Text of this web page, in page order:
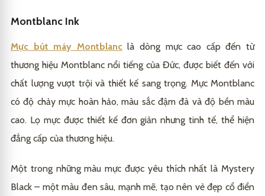
Montblanc Ink
Mực bút máy Montblanclà dòng mực cao cấp đến từ
thương hiệu Montblanc nổi tiếng của Đức, được biết đến với
chất lượng vượt trội và thiết kế sang trọng. Mực Montblanc
có độ chảy mực hoàn hảo, màu sắc đậm đà và độ bền màu
cao. Lọ mực được thiết kế đơn giản nhưng tinh tế, thể hiện
đẳng cấp của thương hiệu.
Một trong những màu mực được yêu thích nhất là Mystery
Black – một màu đen sâu, mạnh mẽ, tạo nên vẻ đẹp cổ điển